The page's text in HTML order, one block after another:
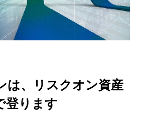
は、リスクオン資産
登ります